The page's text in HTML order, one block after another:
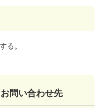
る。
問い合わせ先